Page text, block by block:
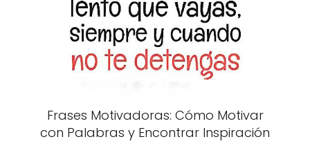
Frases Motivadoras: Cómo Motivar
con Palabras y Encontrar Inspiración